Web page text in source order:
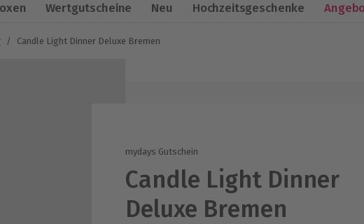
Wertgutscheine Neu Hochzeitsgeschenke
/ Candle Light Dinner Deluxe Bremen
mydays Gutschein
Candle Light Dinner
Deluxe Bremen